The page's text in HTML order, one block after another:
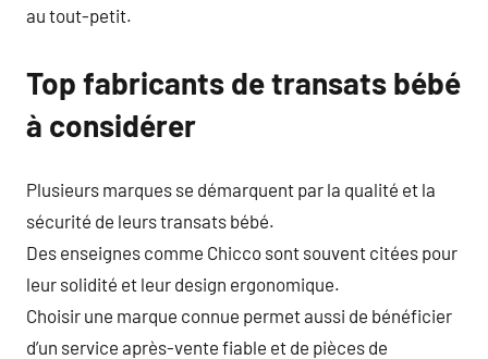
au tout-petit.
Top fabricants de transats bébé
à considérer
Plusieurs marques se démarquent par la qualité et la
sécurité de leurs transats bébé.
Des enseignes comme Chicco sont souvent citées pour
leur solidité et leur design ergonomique.
Choisir une marque connue permet aussi de bénéficier
d’un service après-vente fiable et de pièces de